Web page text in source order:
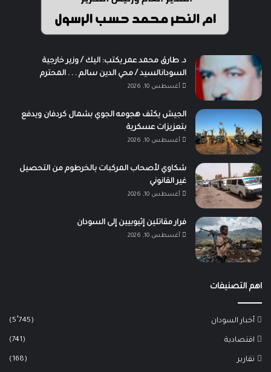
د. طارق محمد عمر يكتب: اليك / وزير خارجية
السودانالسيد / محي الدين سالم . . . المحترم
أغسطس 10, 2026
الجيش يكثف هجومه الجوي بشمال كردفان ويدفع
بتعزيزات عسكرية
أغسطس 10, 2026
شكاوي لأصحاب المركبات بالخرطوم من التحصيل
غير القانوني
أغسطس 10, 2026
فرار مقاتلين إثيوبيين إلى السودان
أغسطس 10, 2026
اهم التصنيفات
أخبار السودان (5٬745)
اقتصادية (741)
تقارير (168)